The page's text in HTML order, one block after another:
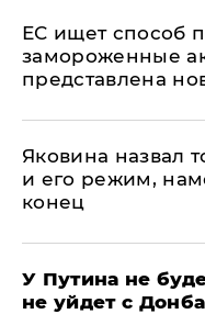
ЕС ищет способ
замороженные
представлена
Яковина назвал
и его режим,
конец
У Путина не
не уйдет с